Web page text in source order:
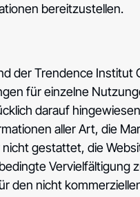
bereitzustellen.
der Trendence Institut
für einzelne
darauf
aller Art, die
gestattet, die
Vervielfältigung
den nicht